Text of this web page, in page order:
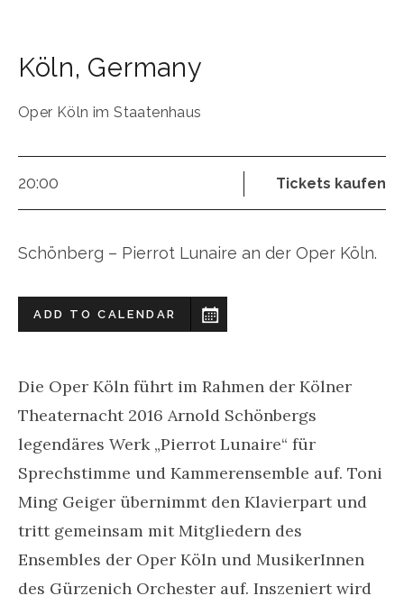
Köln, Germany
Oper Köln im Staatenhaus
20:00 Tickets kaufen
Schönberg – Pierrot Lunaire an der Oper Köln.
ADD TO CALENDAR
Die Oper Köln führt im Rahmen der Kölner
Theaternacht 2016 Arnold Schönbergs
legendäres Werk „Pierrot Lunaire“ für
Sprechstimme und Kammerensemble auf. Toni
Ming Geiger übernimmt den Klavierpart und
tritt gemeinsam mit Mitgliedern des
Ensembles der Oper Köln und MusikerInnen
des Gürzenich Orchester auf. Inszeniert wird